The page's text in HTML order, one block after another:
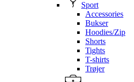
Sport
Accessories
Bukser
Hoodies/Zip
Shorts
Tights
T-shirts
Trøjer